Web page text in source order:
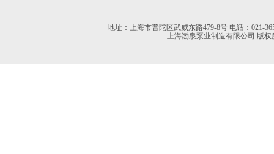
地址：上海市普陀区武威东路479-8号 电话：021-
上海渤泉泵业制造有限公司 版